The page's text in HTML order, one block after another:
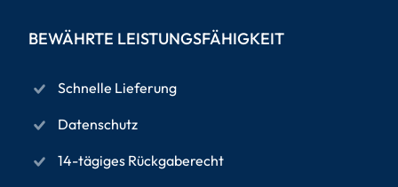
BEWÄHRTE LEISTUNGSFÄHIGKEIT
Schnelle Lieferung
Datenschutz
14-tägiges Rückgaberecht